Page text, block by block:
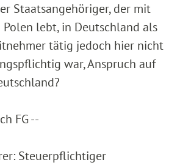
Staatsangehöriger, der mit
lebt, in Deutschland als
tätig jedoch hier nicht
war, Anspruch auf
FG --
Steuerpflichtiger